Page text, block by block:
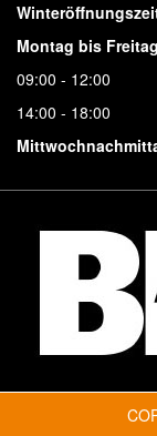
Montag bis
09:00 - 12:00
14:00 - 18:00